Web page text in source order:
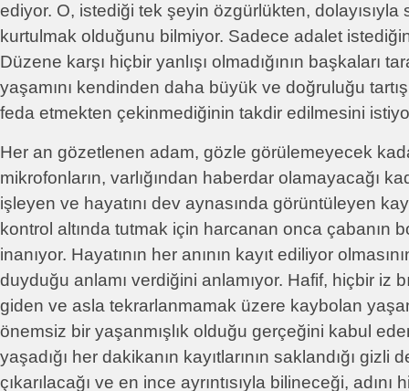
ediyor. O, istediği tek şeyin özgürlükten, dolayısıyla
kurtulmak olduğunu bilmiyor. Sadece adalet
Düzene karşı hiçbir yanlışı olmadığının başkaları
yaşamını kendinden daha büyük ve doğruluğu
feda etmekten çekinmediğinin takdir edilmesini
Her an gözetlenen adam, gözle görülemeyecek
mikrofonların, varlığından haberdar olamayacağı
işleyen ve hayatını dev aynasında görüntüleyen
kontrol altında tutmak için harcanan onca çabanın
inanıyor. Hayatının her anının kayıt ediliyor
duyduğu anlamı verdiğini anlamıyor. Hafif, hiçbir iz
giden ve asla tekrarlanmamak üzere kaybolan
önemsiz bir yaşanmışlık olduğu gerçeğini kabul
yaşadığı her dakikanın kayıtlarının saklandığı gizli
çıkarılacağı ve en ince ayrıntısıyla bilineceği, adını